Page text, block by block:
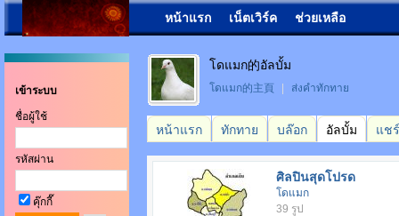
หน้าแรก เน็ตเวิร์ค ช่วยเหลือ
เข้าระบบ
ชื่อผู้ใช้
รหัสผ่าน
คุ๊กกี๊
โดแมก的อัลบั้ม
โดแมก的主頁 ส่งคำทักทาย
หน้าแรก ทักทาย บล๊อก อัลบั้ม แชร์
ศิลปินสุดโปรด
โดแมก
39 รูป